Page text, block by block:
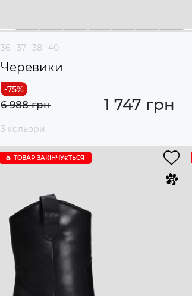
36 37 38 40
Черевики
1 747 грн
6 988 грн
3 кольори
ТОВАР ЗАКІНЧУЄTЬСЯ